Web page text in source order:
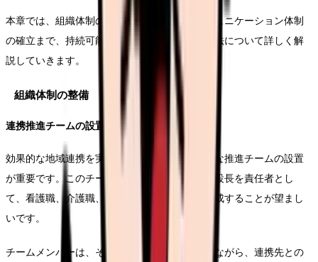
本章では、組織体制の整備から人材育成、コミュニケーション体制
の確立まで、持続可能な連携システムの構築方法について詳しく解
説していきます。
組織体制の整備
連携推進チームの設置
効果的な地域連携を実現するためには、専門的な推進チームの設置
が重要です。このチームは、施設長または副施設長を責任者とし
て、看護職、介護職、相談員など、多職種で構成することが望まし
いです。
チームメンバーは、それぞれの専門性を活かしながら、連携先との